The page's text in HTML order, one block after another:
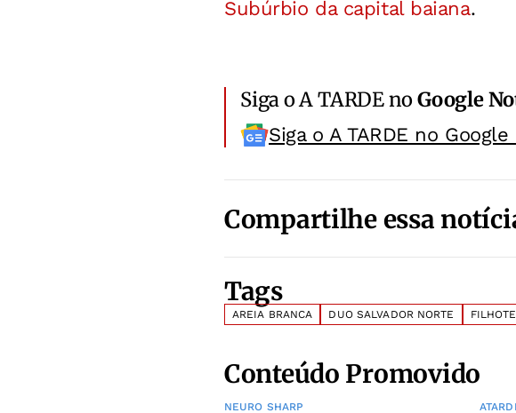
Subúrbio da capital baiana.
Siga o A TARDE noGoogle
Siga o A TARDE no
Compartilhe essa
Tags
AREIA BRANCA DUO SALVADOR NORTE